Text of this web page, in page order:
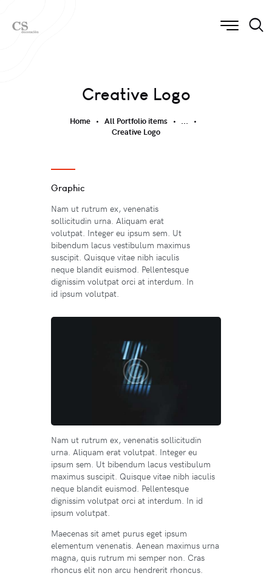
Creative Logo
Home All Portfolio items
...
Creative Logo
Graphic
Nam ut rutrum ex, venenatis
sollicitudin urna. Aliquam erat
volutpat. Integer eu ipsum sem. Ut
bibendum lacus vestibulum maximus
suscipit. Quisque vitae nibh iaculis
neque blandit euismod. Pellentesque
dignissim volutpat orci at interdum. In
id ipsum volutpat.
Nam ut rutrum ex, venenatis sollicitudin
urna. Aliquam erat volutpat. Integer eu
ipsum sem. Ut bibendum lacus vestibulum
maximus suscipit. Quisque vitae nibh iaculis
neque blandit euismod. Pellentesque
dignissim volutpat orci at interdum. In id
ipsum volutpat.
Maecenas sit amet purus eget ipsum
elementum venenatis. Aenean maximus urna
magna, quis rutrum mi semper non. Cras
rhoncus elit non arcu hendrerit rhoncus.